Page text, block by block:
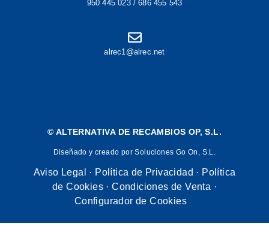
950 445 023 / 686 455 543
alrec1@alrec.net
© ALTERNATIVA DE RECAMBIOS OP, S.L.
Diseñado y creado por Soluciones Go On, S.L.
Aviso Legal · Política de Privacidad · Política
de Cookies ·Condiciones de Venta ·
Configurador de Cookies